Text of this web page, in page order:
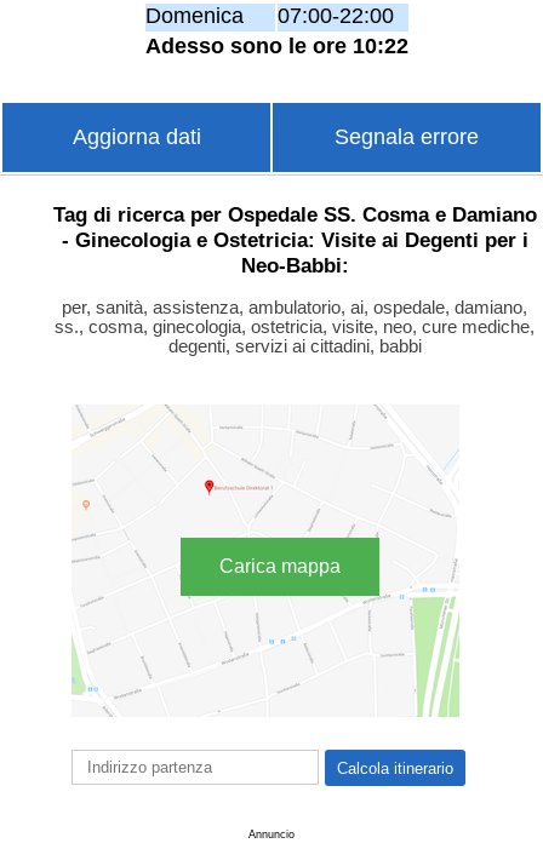
Domenica
07:00-22:00
Adesso sono le ore 10:22
Aggiorna dati Segnala errore
Tag di ricerca per Ospedale SS. Cosma e Damiano
- Ginecologia e Ostetricia: Visite ai Degenti per i
Neo-Babbi:
per, sanità, assistenza, ambulatorio, ai, ospedale, damiano,
ss., cosma, ginecologia, ostetricia, visite, neo, cure mediche,
degenti, servizi ai cittadini, babbi
Carica mappa
Annuncio